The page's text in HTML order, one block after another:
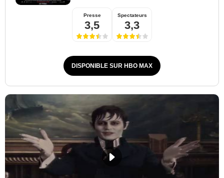
Presse
3,5
Spectateurs
3,3
DISPONIBLE SUR HBO MAX